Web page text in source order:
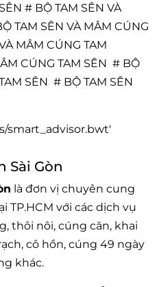
# BỘ TAM SÊN VÀ
TAM SÊN VÀ MÂM CÚNG
MÂM CÚNG TAM
CÚNG TAM SÊN # BỘ
SÊN # BỘ TAM SÊN
smart_advisor.bwt'
Sài Gòn
là đơn vị chuyên cung
TP.HCM với các dịch vụ
thôi nôi, cúng căn, khai
cô hồn, cúng 49 ngày
khác.